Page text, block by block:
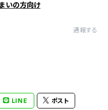
いの方向け
通報する
LINE ポスト